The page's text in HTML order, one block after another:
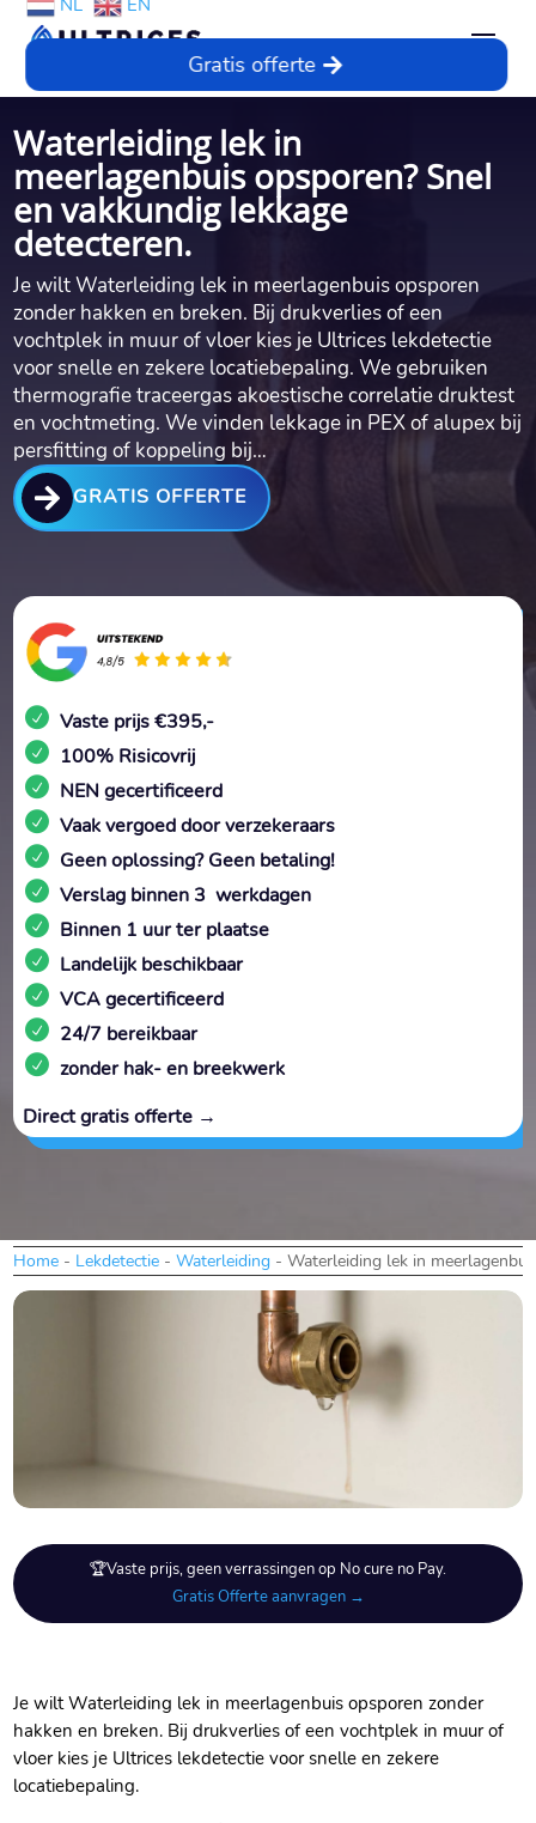
NL EN
Gratis offerte
Waterleiding lek in
meerlagenbuis opsporen? Snel
en vakkundig lekkage
detecteren.
Je wilt Waterleiding lek in meerlagenbuis opsporen
zonder hakken en breken.​ Bij drukverlies of een
vochtplek in muur of vloer kies je Ultrices lekdetectie
voor snelle en zekere locatiebepaling.​ We gebruiken
thermografie traceergas akoestische correlatie druktest
en vochtmeting.​ We vinden lekkage in PEX of alupex bij
persfitting of koppeling bij…
 GRATIS OFFERTE
Vaste prijs €395,-
100% Risicovrij
NEN gecertificeerd
Vaak vergoed door verzekeraars
Geen oplossing? Geen betaling!
Verslag binnen 3 werkdagen
Binnen 1 uur ter plaatse
Landelijk beschikbaar
VCA gecertificeerd
24/7 bereikbaar
zonder hak- en breekwerk
Direct gratis offerte →
Home - Lekdetectie -Waterleiding -Waterleiding lek in
🏆Vaste prijs, geen verrassingen op No cure no Pay.
Gratis Offerte aanvragen →
Je wilt Waterleiding lek in meerlagenbuis opsporen zonder
hakken en breken.​ Bij drukverlies of een vochtplek in muur of
vloer kies je Ultrices lekdetectie voor snelle en zekere
locatiebepaling.​